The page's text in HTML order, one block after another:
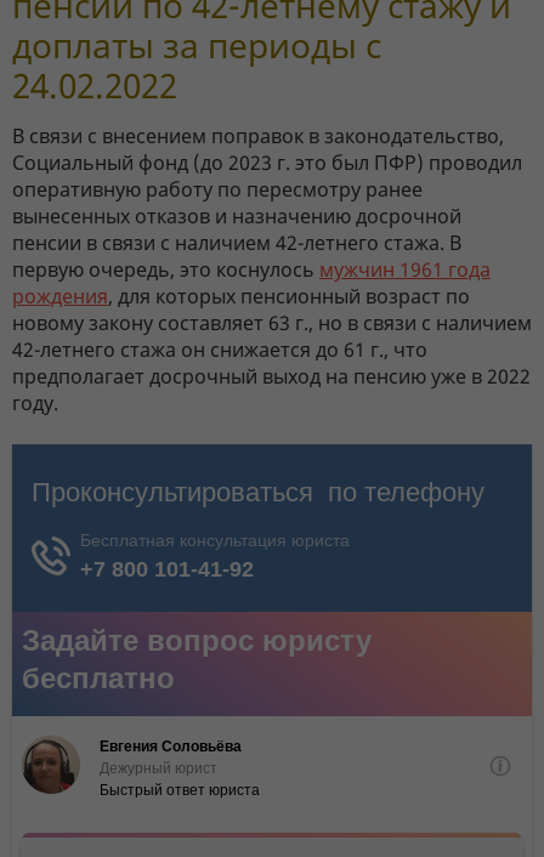
доплаты за периоды с
24.02.2022
В связи с внесением поправок в законодательство,
Социальный фонд (до 2023 г. это был ПФР) проводил
оперативную работу по пересмотру ранее
вынесенных отказов и назначению досрочной
пенсии в связи с наличием 42-летнего стажа. В
первую очередь, это коснулось мужчин 1961 года
рождения, для которых пенсионный возраст по
новому закону составляет 63 г., но в связи с наличием
42-летнего стажа он снижается до 61 г., что
предполагает досрочный выход на пенсию уже в 2022
году.